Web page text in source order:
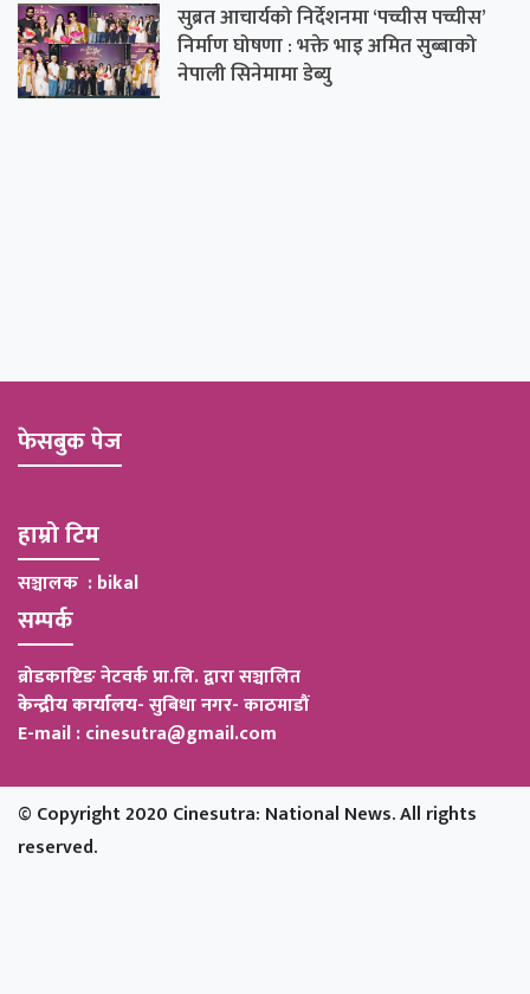
सुब्रत आचार्यको निर्देशनमा ‘पच्चीस पच्चीस’
निर्माण घोषणा : भक्ते भाइ अमित सुब्बाको
नेपाली सिनेमामा डेब्यु
फेसबुक पेज
हाम्रो टिम
सञ्चालक : bikal
सम्पर्क
ब्रोडकाष्टिङ नेटवर्क प्रा.लि. द्वारा सञ्चालित
केन्द्रीय कार्यालय-सुबिधा नगर- काठमाडौं
E-mail : cinesutra@gmail.com
© Copyright 2020 Cinesutra: National News. All rights
reserved.